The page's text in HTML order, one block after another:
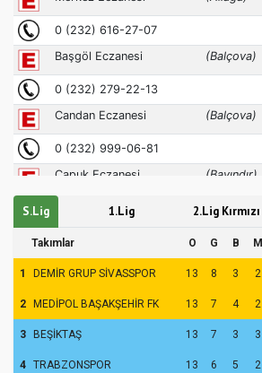
S.Lig 1.Lig 2.Lig Kırmızı
Takımlar O G B M
1 DEMİR GRUP SİVASSPOR 13 8 3 2
2 MEDİPOL BAŞAKŞEHİR FK 13 7 4 2
3 BEŞİKTAŞ 13 7 3 3
4 TRABZONSPOR 13 6 5 2